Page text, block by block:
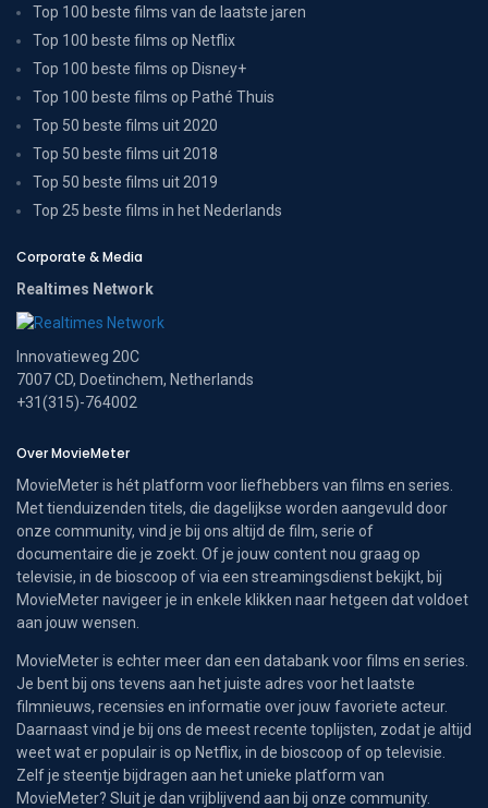
Top 100 beste films van de laatste jaren
Top 100 beste films op Netflix
Top 100 beste films op Disney+
Top 100 beste films op Pathé Thuis
Top 50 beste films uit 2020
Top 50 beste films uit 2018
Top 50 beste films uit 2019
Top 25 beste films in het Nederlands
Corporate & Media
Realtimes Network
Innovatieweg 20C
7007 CD, Doetinchem, Netherlands
+31(315)-764002
Over MovieMeter
MovieMeter is hét platform voor liefhebbers van films en series.
Met tienduizenden titels, die dagelijkse worden aangevuld door
onze community, vind je bij ons altijd de film, serie of
documentaire die je zoekt. Of je jouw content nou graag op
televisie, in de bioscoop of via een streamingsdienst bekijkt, bij
MovieMeter navigeer je in enkele klikken naar hetgeen dat voldoet
aan jouw wensen.
MovieMeter is echter meer dan een databank voor films en series.
Je bent bij ons tevens aan het juiste adres voor het laatste
filmnieuws, recensies en informatie over jouw favoriete acteur.
Daarnaast vind je bij ons de meest recente toplijsten, zodat je altijd
weet wat er populair is op Netflix, in de bioscoop of op televisie.
Zelf je steentje bijdragen aan het unieke platform van
MovieMeter? Sluit je dan vrijblijvend aan bij onze community.